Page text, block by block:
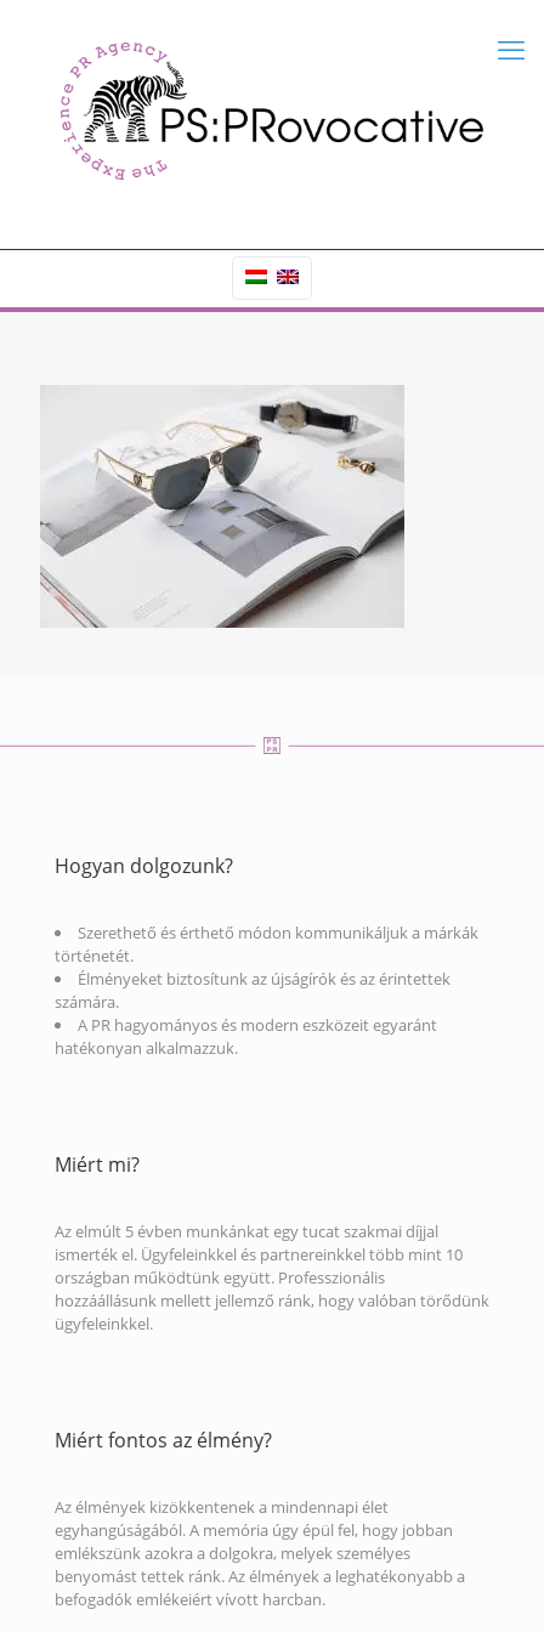
Hogyan dolgozunk?
Szerethető és érthető módon kommunikáljuk a márkák
történetét.
Élményeket biztosítunk az újságírók és az érintettek
számára.
A PR hagyományos és modern eszközeit egyaránt
hatékonyan alkalmazzuk.
Miért mi?
Az elmúlt 5 évben munkánkat egy tucat szakmai díjjal
ismerték el. Ügyfeleinkkel és partnereinkkel több mint 10
országban működtünk együtt. Professzionális
hozzáállásunk mellett jellemző ránk, hogy valóban törődünk
ügyfeleinkkel.
Miért fontos az élmény?
Az élmények kizökkentenek a mindennapi élet
egyhangúságából. A memória úgy épül fel, hogy jobban
emlékszünk azokra a dolgokra, melyek személyes
benyomást tettek ránk. Az élmények a leghatékonyabb a
befogadók emlékeiért vívott harcban.